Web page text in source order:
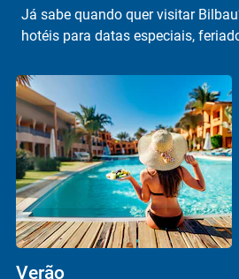
Já sabe quando quer visitar
hotéis para datas especiais,
Verão